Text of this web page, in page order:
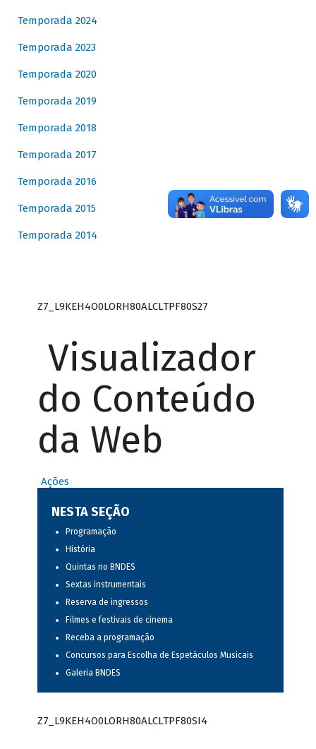
Temporada 2024
Temporada 2023
Temporada 2020
Temporada 2019
Temporada 2018
Temporada 2017
Temporada 2016
Temporada 2015
Temporada 2014
Z7_L9KEH4O0LORH80ALCLTPF80S27
Visualizador
do Conteúdo
da Web
Ações
NESTA SEÇÃO
Programação
História
Quintas no BNDES
Sextas instrumentais
Reserva de ingressos
Filmes e festivais de cinema
Receba a programação
Concursos para Escolha de Espetáculos Musicais
Galeria BNDES
Z7_L9KEH4O0LORH80ALCLTPF80SI4